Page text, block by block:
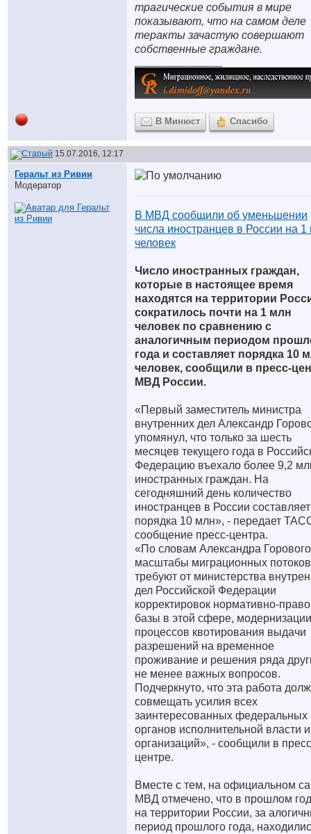
трагические события в мире
показывают, что на самом деле
теракты зачастую совершают
собственные граждане.
В Минюст Спасибо
15.07.2016, 12:17
Геральт из Ривии
Модератор
В МВД сообщили об уменьшении
числа иностранцев в России на 1
человек
Число иностранных граждан,
которые в настоящее время
находятся на территории
сократилось почти на 1 млн
человек по сравнению с
аналогичным периодом
года и составляет порядка 10
человек, сообщили в пресс-
МВД России.
«Первый заместитель министра
внутренних дел Александр
упомянул, что только за шесть
месяцев текущего года в
Федерацию въехало более 9,2
иностранных граждан. На
сегодняшний день количество
иностранцев в России составляет
порядка 10 млн», - передает
сообщение пресс-центра.
«По словам Александра
масштабы миграционных потоков
требуют от министерства
дел Российской Федерации
корректировок нормативно-
базы в этой сфере, модернизации
процессов квотирования выдачи
разрешений на временное
проживание и решения ряда
не менее важных вопросов.
Подчеркнуто, что эта работа
совмещать усилия всех
заинтересованных федеральных
органов исполнительной власти и
организаций», - сообщили в
центре.
Вместе с тем, на официальном
МВД отмечено, что в прошлом
на территории России, за
период прошлого года,